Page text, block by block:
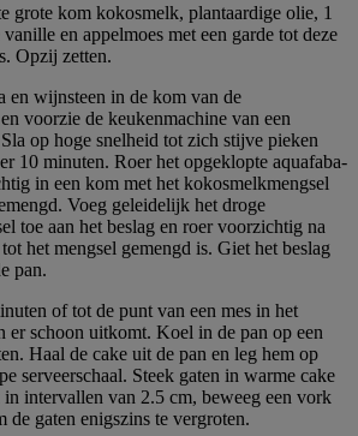
grote kom kokosmelk, plantaardige olie, 1
en appelmoes met een garde tot deze
Opzij zetten.
en wijnsteen in de kom van de
voorzie de keukenmachine van een
op hoge snelheid tot zich stijve pieken
10 minuten. Roer het opgeklopte aquafaba-
in een kom met het kokosmelkmengsel
Voeg geleidelijk het droge
toe aan het beslag en roer voorzichtig na
het mengsel gemengd is. Giet het beslag
pan.
of tot de punt van een mes in het
er schoon uitkomt. Koel in de pan op een
Haal de cake uit de pan en leg hem op
serveerschaal. Steek gaten in warme cake
intervallen van 2.5 cm, beweeg een vork
de gaten enigszins te vergroten.